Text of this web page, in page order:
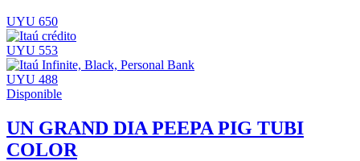
UYU 650
UYU 553
UYU 488
Disponible
UN GRAND DIA PEEPA PIG TUBI
COLOR